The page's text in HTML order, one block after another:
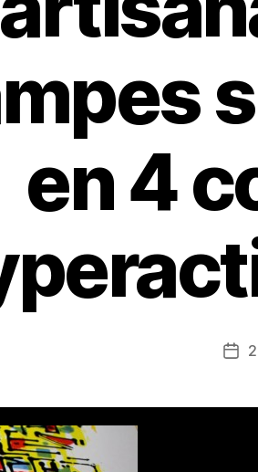
en 4